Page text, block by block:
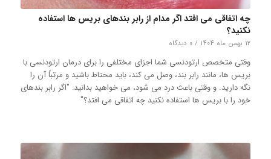
چه اتفاقی می افتد اگر مدام از رابر بندهای بریس ها استفاده
نکنید؟
۱۲ بهمن ماه ۱۴۰۴ / ۰ دیدگاه
وقتی متخصص ارتودنسی شما اجزای مختلفی را برای درمان ارتودنسی با
بریس ها، مانند رابر بند، وصل می کند، باید محتاط باشید و مرتباً آن را
نگه دارید. و وقتی باعث درد می شود، می خواهید بدانید: "اگر رابر بندهای
خود را با بریس ها استفاده نکنید چه اتفاقی می افتد؟"